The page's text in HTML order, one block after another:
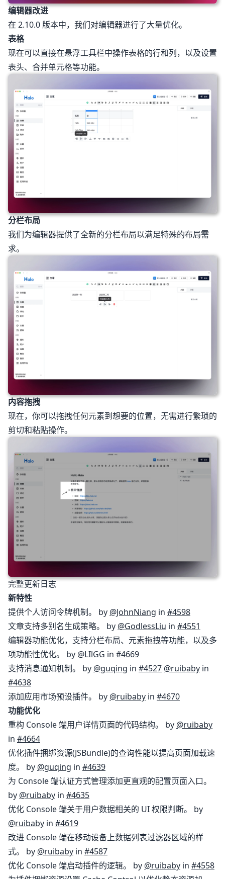
编辑器改进
在 2.10.0 版本中，我们对编辑器进行了大量优化。
表格
现在可以直接在悬浮工具栏中操作表格的行和列，以及设置
表头、合并单元格等功能。
分栏布局
我们为编辑器提供了全新的分栏布局以满足特殊的布局需
求。
内容拖拽
现在，你可以拖拽任何元素到想要的位置，无需进行繁琐的
剪切和粘贴操作。
完整更新日志
新特性
提供个人访问令牌机制。 by @JohnNiang in #4598
文章支持多别名生成策略。 by @GodlessLiu in #4551
编辑器功能优化，支持分栏布局、元素拖拽等功能，以及多
项功能性优化。 by @LIlGG in #4669
支持消息通知机制。 by @guqing in #4527 @ruibaby in
#4638
添加应用市场预设插件。 by @ruibaby in #4670
功能优化
重构 Console 端用户详情页面的代码结构。 by @ruibaby
in #4664
优化插件捆绑资源(JSBundle)的查询性能以提高页面加载速
度。 by @guqing in #4639
为 Console 端认证方式管理添加更直观的配置页面入口。
by @ruibaby in #4635
优化 Console 端关于用户数据相关的 UI 权限判断。 by
@ruibaby in #4619
改进 Console 端在移动设备上数据列表过滤器区域的样
式。 by @ruibaby in #4587
优化 Console 端启动插件的逻辑。 by @ruibaby in #4558